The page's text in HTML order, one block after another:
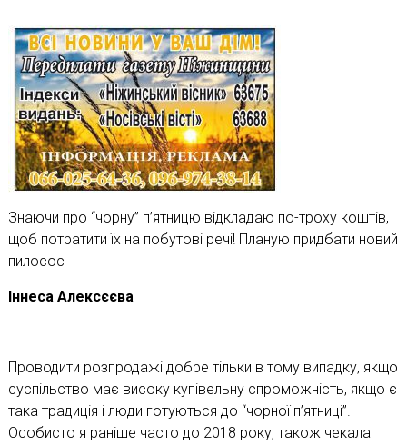
Знаючи про “чорну” п’ятницю відкладаю по-троху коштів,
щоб потратити їх на побутові речі! Планую придбати новий
пилосос
Іннеса Алексєєва
Проводити розпродажі добре тільки в тому випадку, якщо
суспільство має високу купівельну спроможність, якщо є
така традиція і люди готуються до “чорної п’ятниці”.
Особисто я раніше часто до 2018 року, також чекала